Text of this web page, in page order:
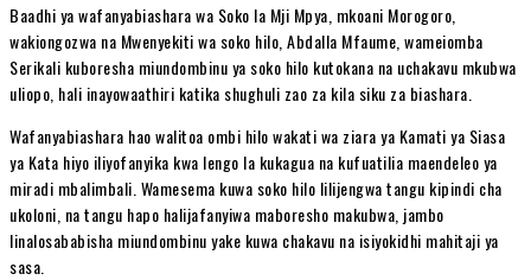
Baadhi ya wafanyabiashara wa Soko la Mji Mpya, mkoani Morogoro,
wakiongozwa na Mwenyekiti wa soko hilo, Abdalla Mfaume, wameiomba
Serikali kuboresha miundombinu ya soko hilo kutokana na uchakavu mkubwa
uliopo, hali inayowaathiri katika shughuli zao za kila siku za biashara.
Wafanyabiashara hao walitoa ombi hilo wakati wa ziara ya Kamati ya Siasa
ya Kata hiyo iliyofanyika kwa lengo la kukagua na kufuatilia maendeleo ya
miradi mbalimbali. Wamesema kuwa soko hilo lilijengwa tangu kipindi cha
ukoloni, na tangu hapo halijafanyiwa maboresho makubwa, jambo
linalosababisha miundombinu yake kuwa chakavu na isiyokidhi mahitaji ya
sasa.